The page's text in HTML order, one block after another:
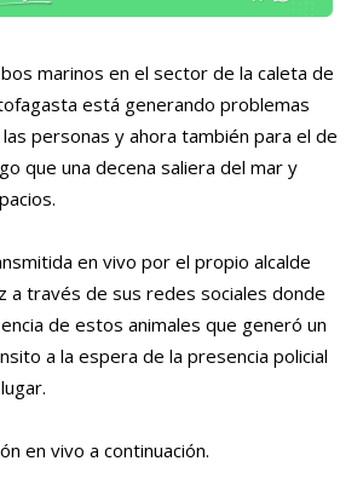
marinos en el sector de la caleta de
está generando problemas
personas y ahora también para el de
que una decena saliera del mar y
en vivo por el propio alcalde
a través de sus redes sociales donde
de estos animales que generó un
a la espera de la presencia policial
en vivo a continuación.